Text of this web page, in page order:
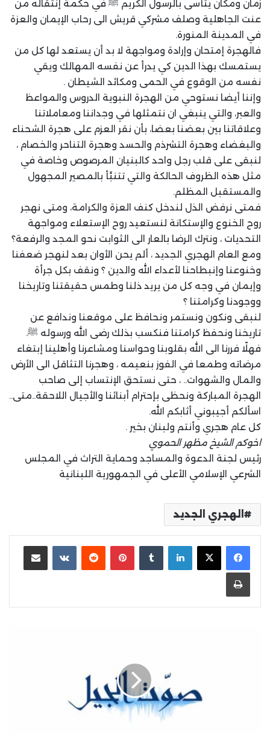
زمان ومكان يتأسى بالرسول الكريم ﷺ في حكمة إنتقاله من
عنت الجاهلية وصلف مشركي قريش الى رحاب الإيمان والعزة
في المدينة المنورة.
فالهجرة إمتحان وإرادة ومواجهة لا بد أن يستعد لها كل من
يستمسك بهذا الدين كي يدرأ عن نفسه المهالك ويقي
نفسه من الوقوع في الحمى ومكائد الشيطان .
وإننا أيضا نستوحي من الهجرة النبوية الدروس والمواعظ
والعبر، والتي ينبغي ان نتمثلها في وجداننا ومعاملاتنا
وعلاقاتنا بين بعضنا بعضا، بأن نقر العزم على هجرة الشحناء
والبغضاء وهجرة التشرذم والحسد وهجرة التناحر والخصام ،
لنبقى على قلب رجل واحد كالبنيان المرصوص وخاصة في
مثل هذه الظروف الحالكة والتي تتنبَّأ بالمصير المجهول
والمستقبل المظلم.
فمتى نرفض الذل لندخل كنف العزة والكرامة، ومتى نهجر
روح الخنوع والإستكانة لنستعيد روح الإستعلاء ومواجهة
التحديات ، ونترك الرضا بالعار الى الثوابت نحو المجد والرفعة؟
ومع العام الهجري الجديد ، ألم يحن الأوان بعد لنهجر ضعفنا
وخنوعنا وإنبطاحنا لأعداء الله والدين ؟ ونقف بكل جرأة
وإيمان في وجه كل من يريد ذلنا وطمس حقيقتنا وتاريخنا
ووجودنا وكرامتنا ؟
لنبقى ونكون ونستمر ونحافظ على موقعنا وندافع عن
تاريخنا ونحفظ كرامتنا فنكسب بذلك رضى الله ورسوله ﷺ.
فهلّا فررنا الى الله بقلوبنا وحواسنا ومشاعرنا وأهلينا إبتغاء
مرضاته وطمعا في الفوز بنعيمه ، وهجرنا التثاقل الى الأرض
والمال والشهوات.. ، حتى نستحق الإنتساب إلى صاحب
الهجرة المباركة ونحظى بإحترام أبنائنا والأجيال اللاحقة..متى..
اسألكم أجيبوني أثابكم الله.
كل عام هجري وأنتم ولبنان بخير .
اخوكم الشيخ مظهر الحموي
رئيس لجنة الدعوة والمساجد وحماية التراث في المجلس
الشرعي الإسلامي الأعلى في الجمهورية اللبنانية
الهجري الجديد
لينكدإن بينتيريست مشاركة عبر البريد
طباعة